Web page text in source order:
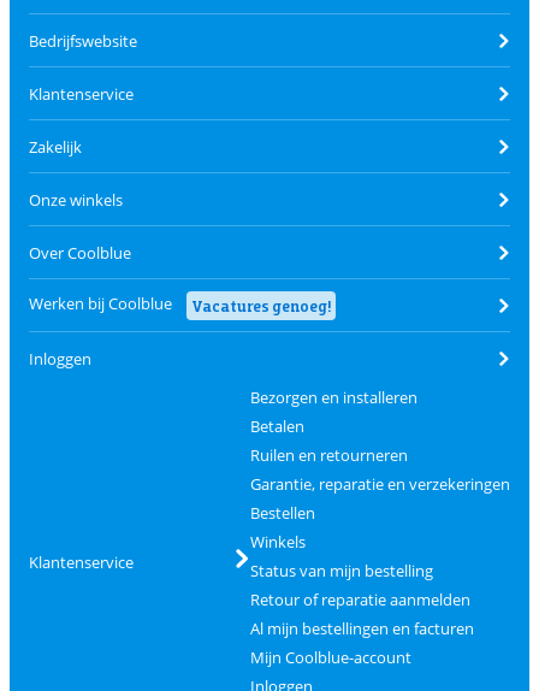
Bedrijfswebsite
Klantenservice
Zakelijk
Onze winkels
Over Coolblue
Werken bij Coolblue Vacatures genoeg!
Inloggen
Klantenservice
Bezorgen en installeren
Betalen
Ruilen en retourneren
Garantie, reparatie en verzekeringen
Bestellen
Winkels
Status van mijn bestelling
Retour of reparatie aanmelden
Al mijn bestellingen en facturen
Mijn Coolblue-account
Inloggen